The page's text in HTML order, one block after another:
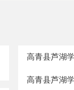
高青县芦湖
高青县芦湖